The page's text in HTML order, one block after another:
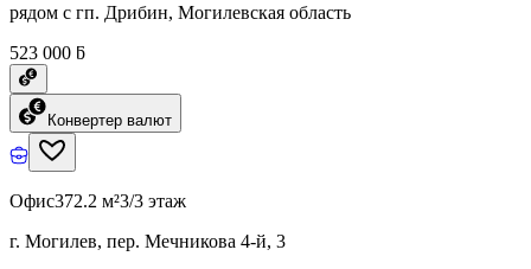
рядом с гп. Дрибин, Могилевская область
523 000 ƃ
Конвертер валют
Офис372.2 м²3/3 этаж
г. Могилев, пер. Мечникова 4-й, 3